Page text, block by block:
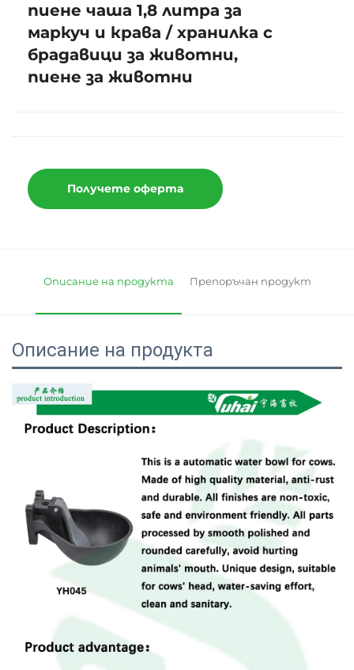
пиене чаша 1,8 литра за
маркуч и крава / хранилка с
брадавици за животни,
пиене за животни
Получете оферта
Описание на продукта Препоръчан продукт
Описание на продукта